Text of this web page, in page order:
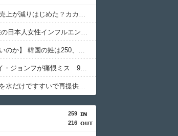
【韓国】ウェブトゥーン、売上が減りはじめた？カカオのストーリー部門、前年同期比で売上がマイナス16％
【聯合ニュース】 韓国在住の日本人女性インフルエンサー ライブ配信中に死亡
【なぜ韓国にはキム姓が多いのか】 韓国の姓は250、日本は30万…歴史的背景を米学者分析「学問尊重と平和な歴史が原動力」
【MLB】“韓国のイチロー”イ・ジョンフが痛恨ミス 9回2死からまさか…サヨナラ負けに動けず、地元放送は同情「不運でした」
客が使ったビールジョッキを水だけですすいで再提供した日本の飲食店…韓国のネットで物議
259
216